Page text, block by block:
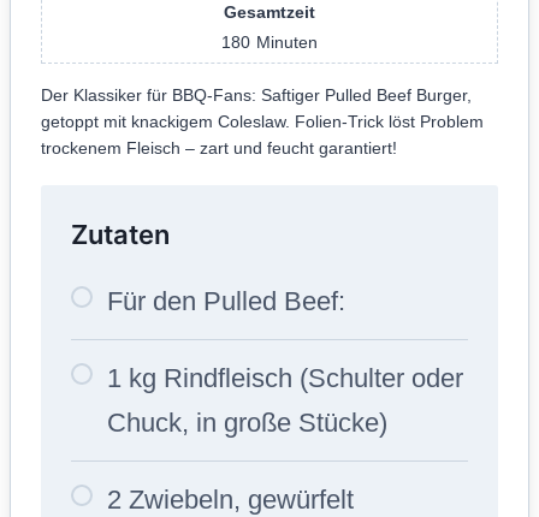
Gesamtzeit
180 Minuten
Der Klassiker für BBQ-Fans: Saftiger Pulled Beef Burger,
getoppt mit knackigem Coleslaw. Folien-Trick löst Problem
trockenem Fleisch – zart und feucht garantiert!
Zutaten
Für den Pulled Beef:
1 kg Rindfleisch (Schulter oder
Chuck, in große Stücke)
2 Zwiebeln, gewürfelt